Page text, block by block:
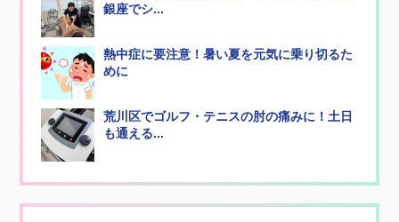
銀座でシ...
熱中症に要注意！暑い夏を元気に乗り切るた
めに
荒川区でゴルフ・テニスの肘の痛みに！土日
も通える...